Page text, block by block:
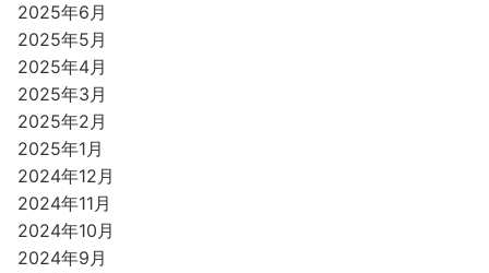
2025年6月
2025年5月
2025年4月
2025年3月
2025年2月
2025年1月
2024年12月
2024年11月
2024年10月
2024年9月